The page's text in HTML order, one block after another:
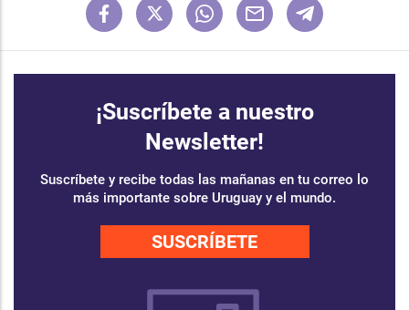
¡Suscríbete a nuestro
Newsletter!
Suscríbete y recibe todas las mañanas en tu correo lo
más importante sobre Uruguay y el mundo.
SUSCRÍBETE